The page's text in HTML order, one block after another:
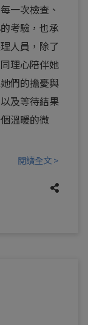
一次檢查、
考驗，也承
人員，除了
理心陪伴她
們的擔憂與
及等待結果
溫暖的微
閱讀全文 >